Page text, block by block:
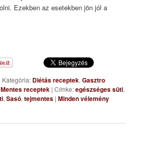
Ezekben az esetekben jön jól a
Kategória: Diétás receptek,Gasztro
Mentes receptek |Címke:egészséges süti,
,Sasó,tejmentes |Minden vélemény